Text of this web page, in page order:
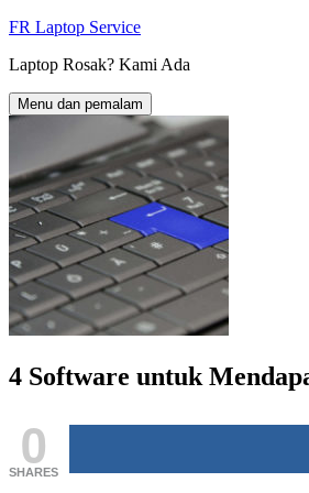
Langkau
kandungan
FR Laptop Service
Laptop Rosak? Kami Ada
Menu dan pemalam
4 Software untuk
0
SHARES